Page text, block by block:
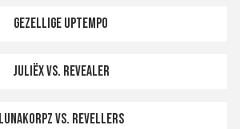
Gezellige Uptempo
Juliëx vs. Revealer
Lunakorpz vs. Revellers